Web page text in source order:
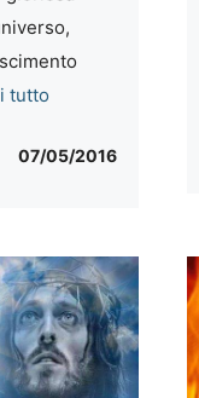
tutto
07/05/2016